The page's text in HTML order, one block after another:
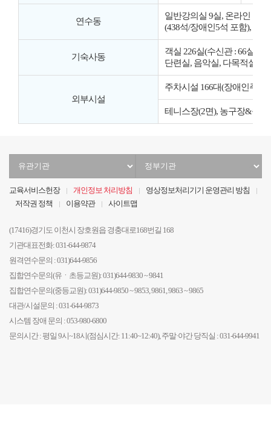
연수동
일반강의실 9실, 온라인 스
(438석/장애인5석 포함), 대
기숙사동
객실 226실(수신관 : 66실,
단련실, 음악실, 다목적실),
외부시설
주차시설 166대(장애인주차
테니스장(2면), 농구장&족구
교육서비스헌장 개인정보 처리방침
영상정보처리기기 운영관리 방침
저작권 정책
이용약관 사이트맵
(17416)경기도 이천시 장호원읍 경충대로168번길 168
기관대표전화: 031-644-9874
원격연수문의 : 031)644-9856
집합연수문의(유ㆍ초등교원): 031)644-9830 ~ 9841
집합연수문의(중등교원): 031)644-9850 ~ 9853, 9861, 9863 ~ 9865
대관/시설문의 : 031-644-9873
시스템 장애 문의 : 053-980-6800
문의시간 : 평일 9시~18시(점심시간: 11:40~12:40), 주말·야간 당직실 : 031-644-9941
관
선
관
선